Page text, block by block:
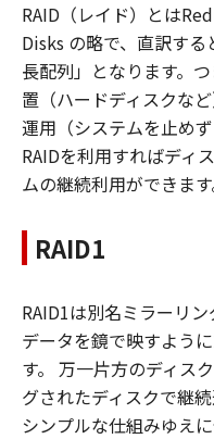
RAID（レイド）とは
Disks の略で、直訳す
長配列」となります。
置（ハードディスクな
運用（システムを止め
RAIDを利用すればディ
ムの継続利用ができます
RAID1
RAID1は別名ミラーリン
データを鏡で映すよう
す。 万一片方のディス
グされたディスクで継
シンプルな仕組みゆえ